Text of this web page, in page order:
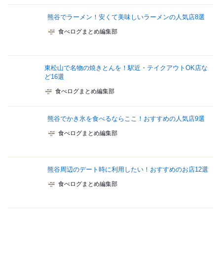
熊谷でラーメン！安くて美味しいラーメンの人気店8選
食べログまとめ編集部
東松山で名物の焼きとんを！駅近・テイクアウトOK店な
ど16選
食べログまとめ編集部
熊谷でかき氷を食べるならここ！おすすめの人気店9選
食べログまとめ編集部
熊谷周辺のデート時に利用したい！おすすめのお店12選
食べログまとめ編集部